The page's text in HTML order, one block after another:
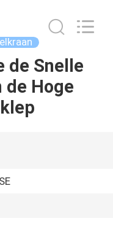
de Snelle
de Hoge